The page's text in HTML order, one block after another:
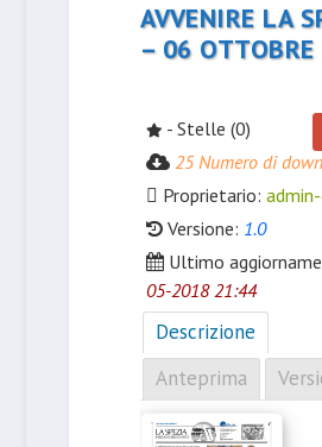
AVVENIRE LA
– 06
- Stelle (0)
25 Numero di
Proprietario:
Versione: 1.0
Ultimo
05-2018 21:44
Descrizione
Anteprima